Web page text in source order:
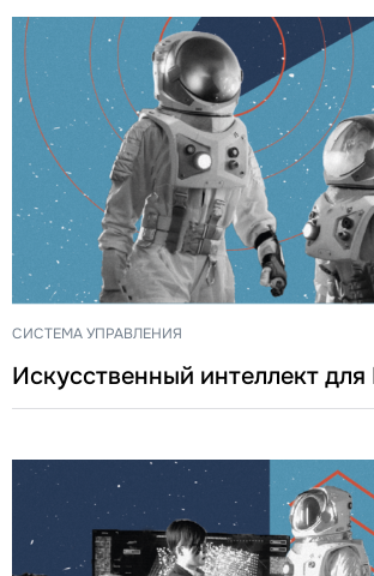
СИСТЕМА УПРАВЛЕНИЯ
Искусственный интеллект для